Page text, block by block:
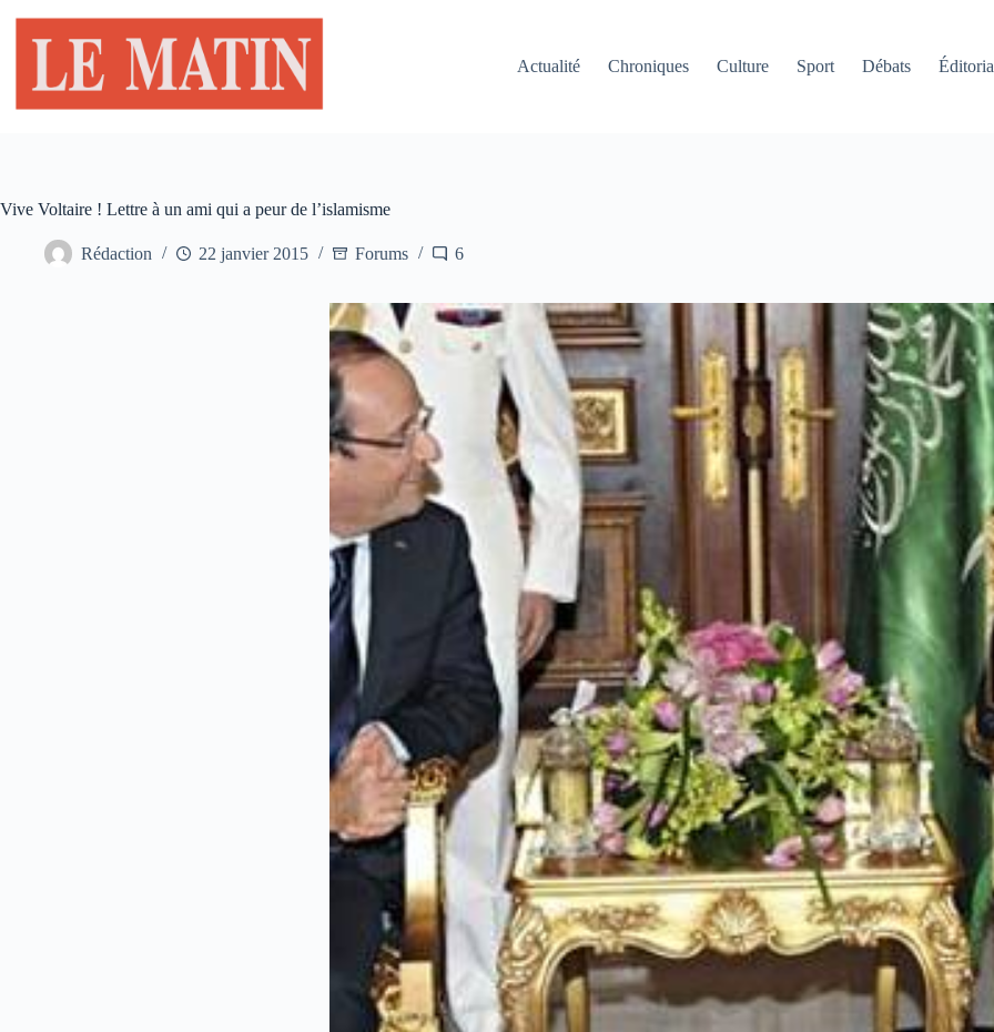
contenu
Actualité
Chroniques Culture Sport Débats
Vive Voltaire ! Lettre à un ami qui a peur de l’islamisme
Rédaction 22 janvier 2015 Forums 6